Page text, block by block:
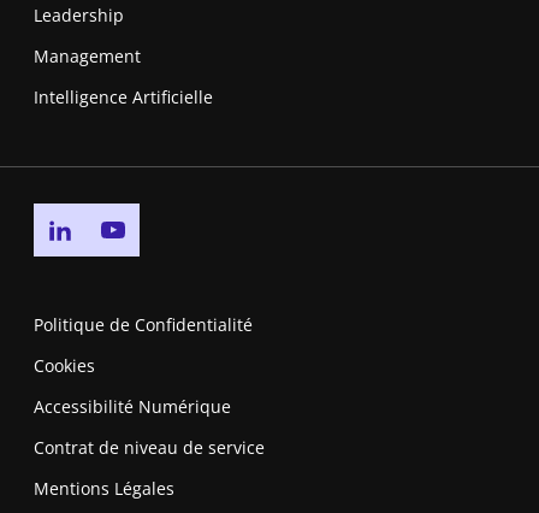
Leadership
Management
Intelligence Artificielle
Go to linkedin page
Politique de Confidentialité
Cookies
Accessibilité Numérique
Contrat de niveau de service
Mentions Légales